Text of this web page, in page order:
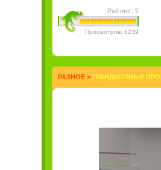
Рейтинг: 5
Просмотров: 6239
РАЗНОЕ > ГРАНДИОЗНЫЕ